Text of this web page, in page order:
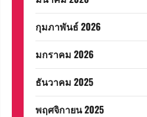
กุมภาพันธ์ 2026
มกราคม 2026
ธันวาคม 2025
พฤศจิกายน 2025